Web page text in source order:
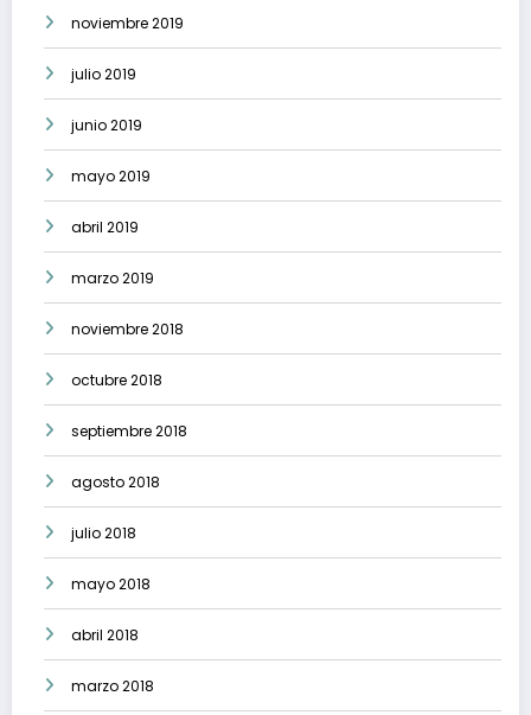
noviembre 2019
julio 2019
junio 2019
mayo 2019
abril 2019
marzo 2019
noviembre 2018
octubre 2018
septiembre 2018
agosto 2018
julio 2018
mayo 2018
abril 2018
marzo 2018